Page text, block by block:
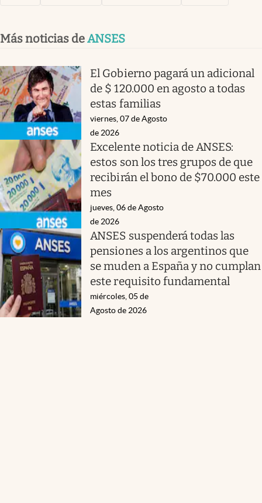
Más noticias deANSES
El Gobierno pagará un adicional
de $ 120.000 en agosto a todas
estas familias
viernes, 07 de Agosto
de 2026
Excelente noticia de ANSES:
estos son los tres grupos de que
recibirán el bono de $70.000 este
mes
jueves, 06 de Agosto
de 2026
ANSES suspenderá todas las
pensiones a los argentinos que
se muden a España y no cumplan
este requisito fundamental
miércoles, 05 de
Agosto de 2026